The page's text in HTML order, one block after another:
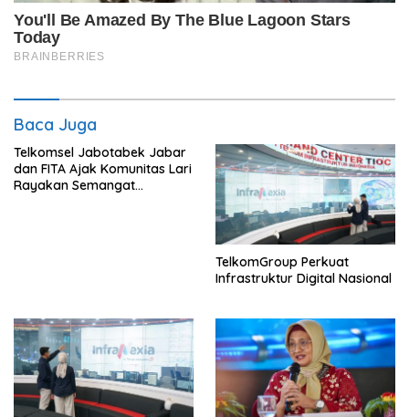
Baca Juga
Telkomsel Jabotabek Jabar
dan FITA Ajak Komunitas Lari
Rayakan Semangat
TelkomGroup Perkuat
Infrastruktur Digital Nasional